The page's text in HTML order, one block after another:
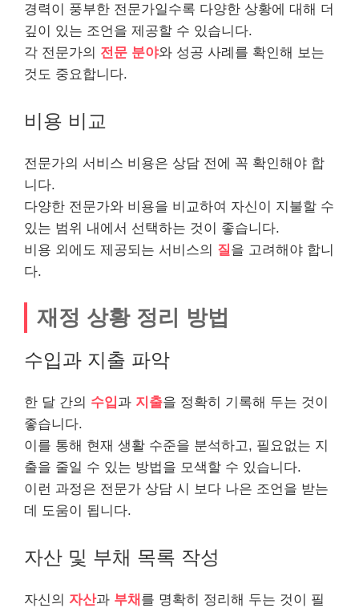
경력이 풍부한 전문가일수록 다양한 상황에 대해 더
깊이 있는 조언을 제공할 수 있습니다.
각 전문가의 전문 분야와 성공 사례를 확인해 보는
것도 중요합니다.
비용 비교
전문가의 서비스 비용은 상담 전에 꼭 확인해야 합
니다.
다양한 전문가와 비용을 비교하여 자신이 지불할 수
있는 범위 내에서 선택하는 것이 좋습니다.
비용 외에도 제공되는 서비스의 질 을 고려해야 합니
다.
재정 상황 정리 방법
수입과 지출 파악
한 달 간의 수입과 지출을 정확히 기록해 두는 것이
좋습니다.
이를 통해 현재 생활 수준을 분석하고, 필요없는 지
출을 줄일 수 있는 방법을 모색할 수 있습니다.
이런 과정은 전문가 상담 시 보다 나은 조언을 받는
데 도움이 됩니다.
자산 및 부채 목록 작성
자신의 자산과 부채 를 명확히 정리해 두는 것이 필